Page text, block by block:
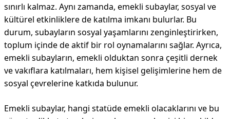
sınırlı kalmaz. Aynı zamanda, emekli subaylar, sosyal ve
kültürel etkinliklere de katılma imkanı bulurlar. Bu
durum, subayların sosyal yaşamlarını zenginleştirirken,
toplum içinde de aktif bir rol oynamalarını sağlar. Ayrıca,
emekli subayların, emekli olduktan sonra çeşitli dernek
ve vakıflara katılmaları, hem kişisel gelişimlerine hem de
sosyal çevrelerine katkıda bulunur.
Emekli subaylar, hangi statüde emekli olacaklarını ve bu